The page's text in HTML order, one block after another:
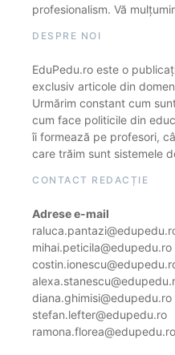
profesionalism. Vă
DESPRE NOI
EduPedu.ro este o
exclusiv articole din
Urmărim constant cum
cum face politicile din
îi formează pe profesori,
care trăim sunt sistemele
CONTACT REDACȚIE
Adrese e-mail
mihai.peticila@edupedu.ro
diana.ghimisi@edupedu.ro
stefan.lefter@edupedu.ro
ramona.florea@edupedu.ro